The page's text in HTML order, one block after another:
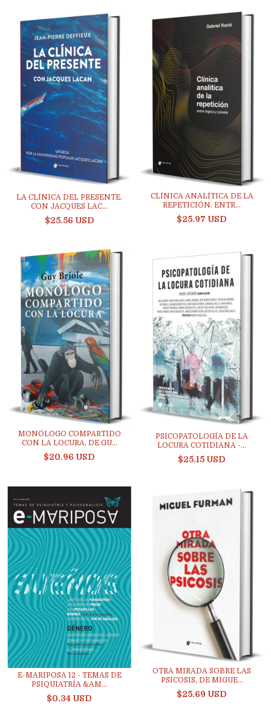
LA CLÍNICA DEL PRESENTE.
CON JACQUES LAC...
$25.56 USD
CLÍNICA ANALÍTICA DE LA
REPETICIÓN. ENTR...
$25.97 USD
MONÓLOGO COMPARTIDO
CON LA LOCURA, DE GU...
$20.96 USD
PSICOPATOLOGÍA DE LA
LOCURA COTIDIANA -...
$25.15 USD
E-MARIPOSA 12 - TEMAS DE
PSIQUIATRÍA &AM...
$0.34 USD
OTRA MIRADA SOBRE LAS
PSICOSIS, DE MIGUE...
$25.69 USD